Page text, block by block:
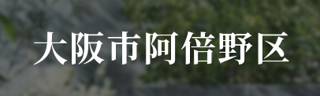
大阪市阿倍野区